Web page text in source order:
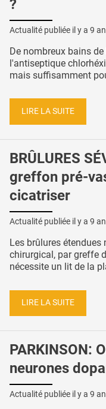
?
Actualité publiée il y a 9
De nombreux bains
l'antiseptique
mais suffisamment
LIRE LA SUITE
BRÛLURES
greffon pré-
cicatriser
Actualité publiée il y a 9
Les brûlures
chirurgical, par greffe
nécessite un lit de la
LIRE LA SUITE
PARKINSON:
neurones
Actualité publiée il y a 9